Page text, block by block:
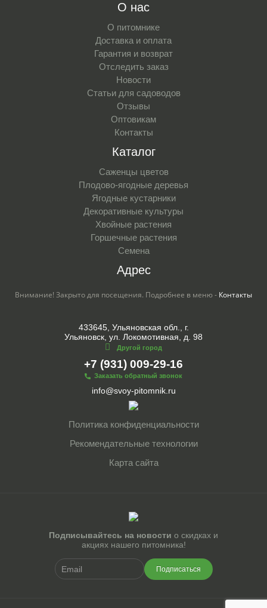
О нас
О питомнике
Доставка и оплата
Гарантия и возврат
Отследить заказ
Новости
Статьи для садоводов
Отзывы
Оптовикам
Контакты
Каталог
Саженцы цветов
Плодово-ягодные деревья
Ягодные кустарники
Декоративные культуры
Хвойные растения
Горшечные растения
Семена
Адрес
Внимание! Закрыто для посещения. Подробнее в меню - Контакты
433645, Ульяновская обл., г.
Ульяновск, ул. Локомотивная, д. 98
Другой город
+7 (931) 009-29-16
Заказать обратный звонок
info@svoy-pitomnik.ru
Политика конфиденциальности
Рекомендательные технологии
Карта сайта
Подписывайтесь на новости о скидках и
акциях нашего питомника!
Подписаться